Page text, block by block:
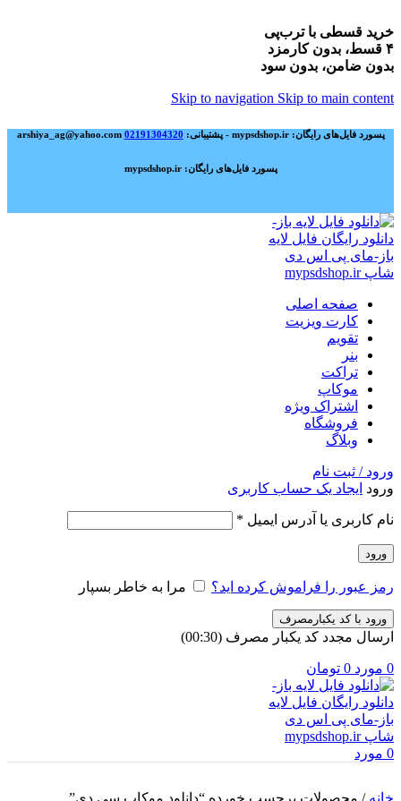
خرید قسطی با ترب‌پی
۴ قسط، بدون کارمزد
بدون ضامن، بدون سود
Skip to navigation Skip to main content
پسورد فایل‌های رایگان: mypsdshop.ir - پشتیبانی: arshiya_ag@yahoo.com 02191304320
پسورد فایل‌های رایگان: mypsdshop.ir
صفحه اصلی
کارت ویزیت
تقویم
بنر
تراکت
موکاپ
اشتراک ویژه
فروشگاه
وبلاگ
ورود / ثبت نام
ورود ایجاد یک حساب کاربری
نام کاربری یا آدرس ایمیل *
ورود
رمز عبور را فراموش کرده اید؟ مرا به خاطر بسپار
ورود با کد یکبارمصرف
ارسال مجدد کد یکبار مصرف (00:
30
)
0 مورد 0 تومان
0 مورد
خانه/ محصولات برچسب خورده “دانلود موکاپ سی دی”